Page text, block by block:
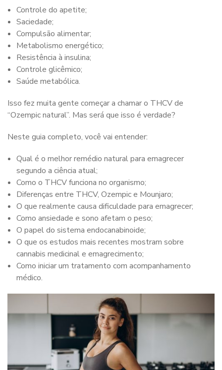
Controle do apetite;
Saciedade;
Compulsão alimentar;
Metabolismo energético;
Resistência à insulina;
Controle glicêmico;
Saúde metabólica.
Isso fez muita gente começar a chamar o THCV de
“Ozempic natural”. Mas será que isso é verdade?
Neste guia completo, você vai entender:
Qual é o melhor remédio natural para emagrecer
segundo a ciência atual;
Como o THCV funciona no organismo;
Diferenças entre THCV, Ozempic e Mounjaro;
O que realmente causa dificuldade para emagrecer;
Como ansiedade e sono afetam o peso;
O papel do sistema endocanabinoide;
O que os estudos mais recentes mostram sobre
cannabis medicinal e emagrecimento;
Como iniciar um tratamento com acompanhamento
médico.